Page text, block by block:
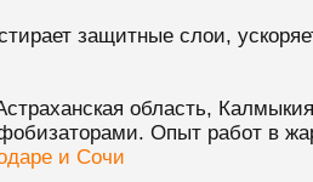
защитные слои,
область,
Опыт работ в
и Сочи